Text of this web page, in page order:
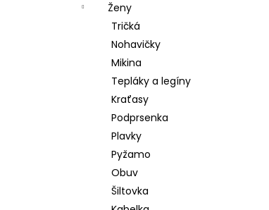
Ženy
Tričká
Nohavičky
Mikina
Tepláky a legíny
Kraťasy
Podprsenka
Plavky
Pyžamo
Obuv
Šiltovka